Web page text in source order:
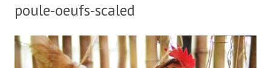
poule-oeufs-scaled